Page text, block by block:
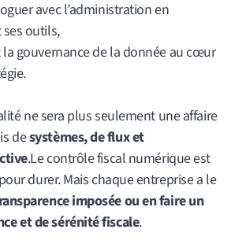
avec l’administration en
outils,
gouvernance de la donnée au cœur
ne sera plus seulement une affaire
desystèmes, de flux et
.Le contrôle fiscal numérique est
durer. Mais chaque entreprise a le
imposée ou en faire un
et de sérénité fiscale.